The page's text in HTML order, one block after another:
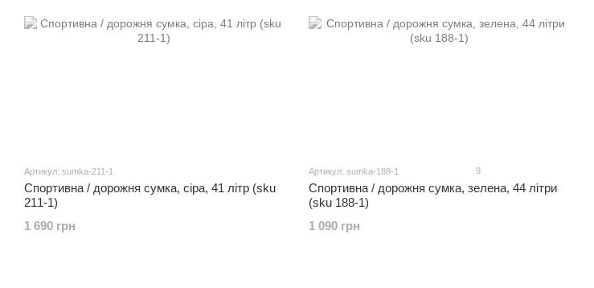
Артикул: sumka-211-1
Спортивна / дорожня сумка, сіра, 41 літр (sku
211-1)
1 690 грн
Артикул: sumka-188-1 9
Спортивна / дорожня сумка, зелена, 44 літри
(sku 188-1)
1 090 грн